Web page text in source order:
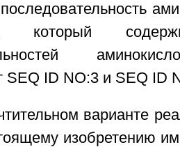
который
SEQ ID NO:3 и SEQ ID
варианте
изобретению